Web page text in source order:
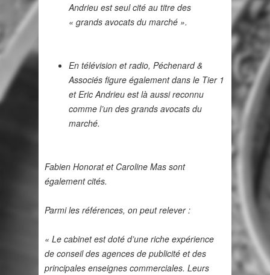
Andrieu est seul cité au titre des
« grands avocats du marché ».
En télévision et radio, Péchenard &
Associés figure également dans le Tier 1
et Eric Andrieu est là aussi reconnu
comme l’un des grands avocats du
marché.
Fabien Honorat et Caroline Mas sont
également cités.
Parmi les références, on peut relever :
« Le cabinet est doté d’une riche expérience
de conseil des agences de publicité et des
principales enseignes commerciales. Leurs